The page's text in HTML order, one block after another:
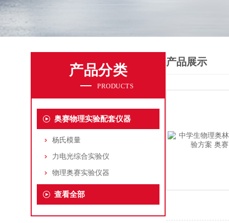
产品分类
PRODUCTS
奥赛物理实验配套仪器
杨氏模量
力电光综合实验仪
物理奥赛实验仪器
查看全部
产品展示